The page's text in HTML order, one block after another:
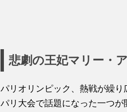
悲劇の王妃マリー・
パリオリンピック、熱戦が繰り
パリ大会で話題になった一つ